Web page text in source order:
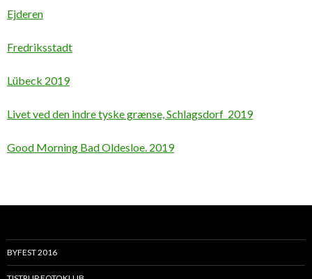
Ejderen
Fredriksstadt
Lübeck 2019
Livet ved den indre tyske grænse, Schlagsdorf 2019
Good Morning Bad Oldesloe. 2019
BYFEST 2016